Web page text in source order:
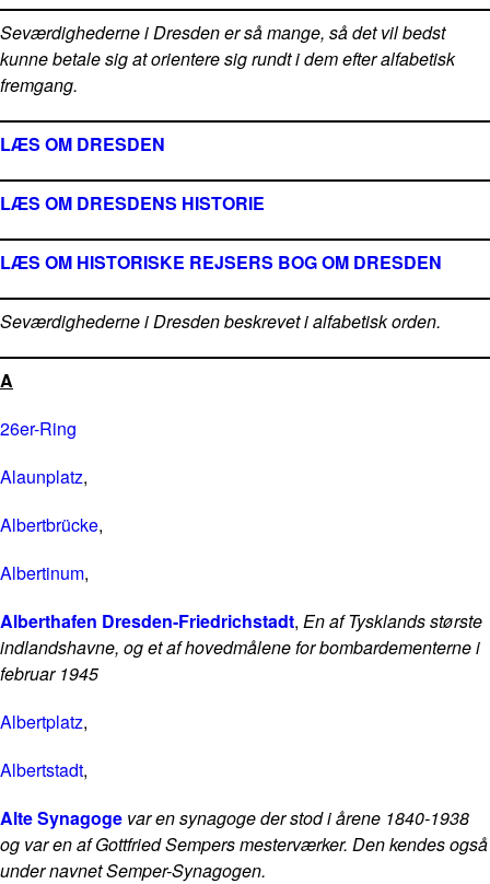
Seværdighederne i Dresden er så mange, så det vil bedst
kunne betale sig at orientere sig rundt i dem efter alfabetisk
fremgang.
LÆS OM DRESDEN
LÆS OM DRESDENS HISTORIE
LÆS OM HISTORISKE REJSERS BOG OM DRESDEN
Seværdighederne i Dresden beskrevet i alfabetisk orden.
A
26er-Ring
Alaunplatz,
Albertbrücke,
Albertinum,
Alberthafen Dresden-Friedrichstadt, En af Tysklands største
indlandshavne, og et af hovedmålene for bombardementerne i
februar 1945
Albertplatz,
Albertstadt,
Alte Synagoge var en synagoge der stod i årene 1840-1938
og var en af Gottfried Sempers mesterværker. Den kendes også
under navnet Semper-Synagogen.